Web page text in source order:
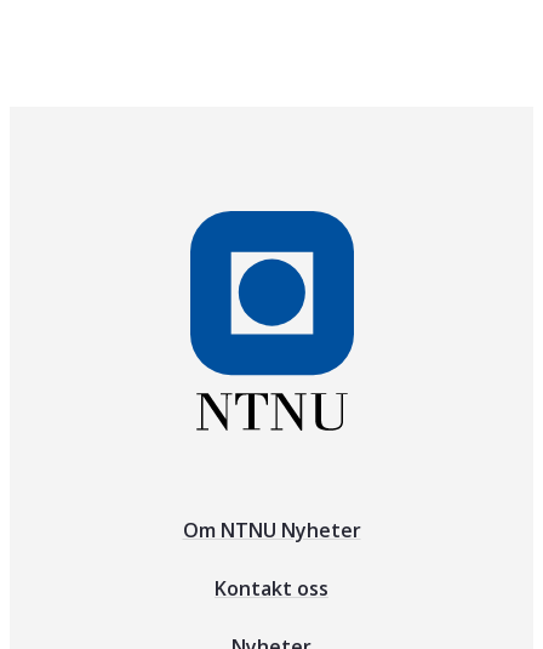
Om NTNU Nyheter
Kontakt oss